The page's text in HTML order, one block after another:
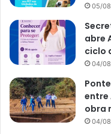
05/
abre
ciclo
04/
entre
obra
04/